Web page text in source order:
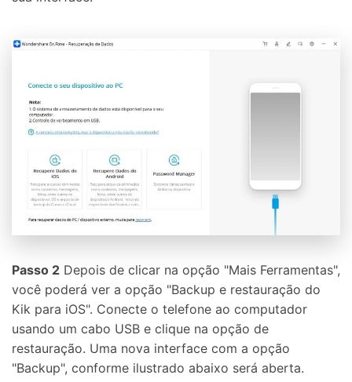
Passo 2 Depois de clicar na opção "Mais Ferramentas",
você poderá ver a opção "Backup e restauração do
Kik para iOS". Conecte o telefone ao computador
usando um cabo USB e clique na opção de
restauração. Uma nova interface com a opção
"Backup", conforme ilustrado abaixo será aberta.